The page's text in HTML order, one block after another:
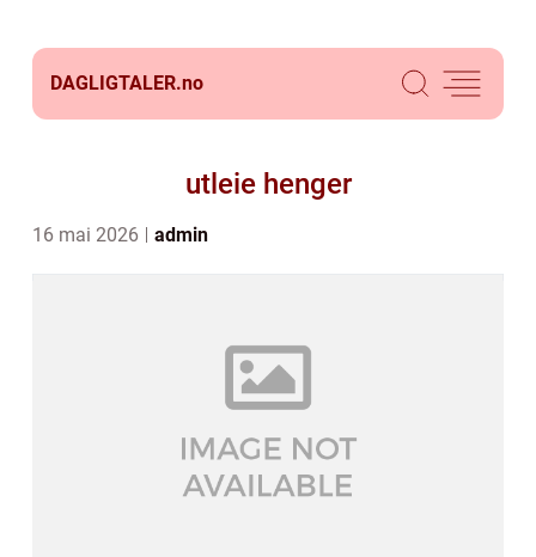
DAGLIGTALER.no
utleie henger
16 mai 2026 admin